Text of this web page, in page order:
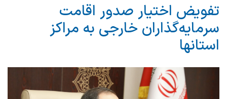
تفویض اختیار صدور اقامت
سرمایه‌گذاران خارجی به مراکز
استانها